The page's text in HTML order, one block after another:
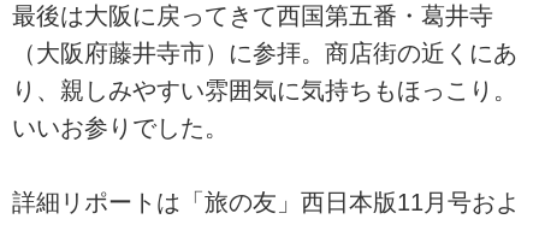
最後は大阪に戻ってきて西国第五番・葛井寺
（大阪府藤井寺市）に参拝。商店街の近くにあ
り、親しみやすい雰囲気に気持ちもほっこり。
いいお参りでした。
詳細リポートは「旅の友」西日本版11月号およ